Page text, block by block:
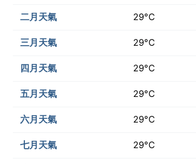
二月天氣 29°C
三月天氣 29°C
四月天氣 29°C
五月天氣 29°C
六月天氣 29°C
七月天氣 29°C